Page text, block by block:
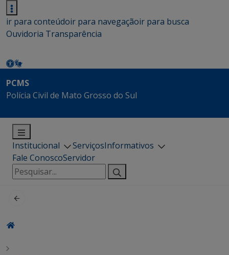
ir para conteúdoir para navegaçãoir para busca
Ouvidoria Transparência
PCMS
Polícia Civil de Mato Grosso do Sul
Institucional ServiçosInformativos
Fale ConoscoServidor
Pesquisar
por: